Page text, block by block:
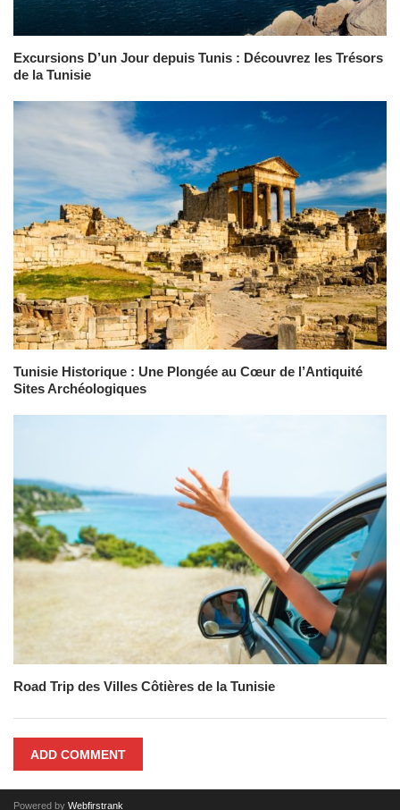
Excursions D’un Jour depuis Tunis : Découvrez les Trésors
de la Tunisie
Tunisie Historique : Une Plongée au Cœur de l’Antiquité
Sites Archéologiques
Road Trip des Villes Côtières de la Tunisie
ADD COMMENT
Powered by Webfirstrank